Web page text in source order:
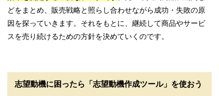
どをまとめ、販売戦略と照らし合わせながら成功・失敗の原
因を探っていきます。それをもとに、継続して商品やサービ
スを売り続けるための方針を決めていくのです。
志望動機に困ったら「志望動機作成ツール」を使おう